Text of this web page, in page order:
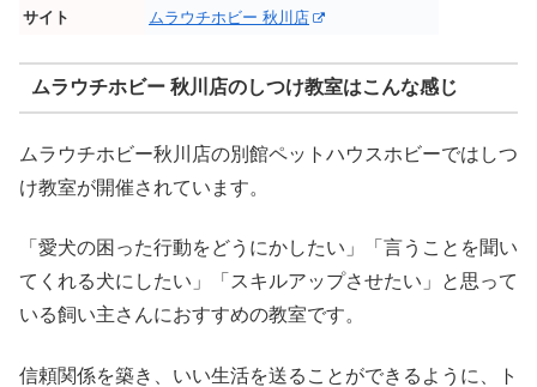
サイト
ムラウチホビー 秋川店
ムラウチホビー 秋川店のしつけ教室はこんな感じ
ムラウチホビー秋川店の別館ペットハウスホビーではしつ
け教室が開催されています。
「愛犬の困った行動をどうにかしたい」「言うことを聞い
てくれる犬にしたい」「スキルアップさせたい」と思って
いる飼い主さんにおすすめの教室です。
信頼関係を築き、いい生活を送ることができるように、ト